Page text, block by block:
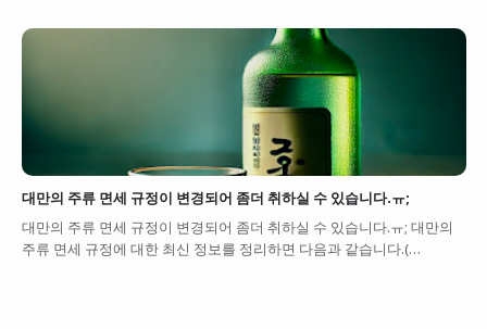
대만의 주류 면세 규정이 변경되어 좀더 취하실 수 있습니다.ㅠ;
대만의 주류 면세 규정이 변경되어 좀더 취하실 수 있습니다.ㅠ; 대만의
주류 면세 규정에 대한 최신 정보를 정리하면 다음과 같습니다.(…